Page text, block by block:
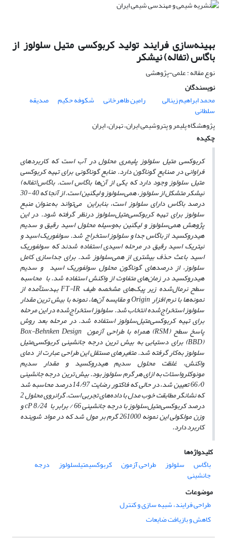
بهینه‌سازی فرایند تولید کربوکسی متیل سلولوز از
باگاس (تفاله) نیشکر
نوع مقاله : علمی-پژوهشی
نویسندگان
محمد ابراهیم زینالی
رامین طاهرخانی شکوفه حکیم صدیقه
سلطانی
پژوهشگاه پلیمر و پتروشیمی ایران، تهران، ایران
چکیده
کربوکسی متیل سلولوز پلیمری محلول در آب است که کاربردهای
فراوانی در صنایع گوناگون دارد. منابع گوناگونی برای تهیه کربوکسی
متیل سلولوز وجود دارد که یکی از آ‌ن‌ها باگاس است. باگاس(تفاله)
نیشکر متشکل از سلولوز، همی‌سلولوز و لیگنین است. از آنجا که 40 -30
درصد باگاس دارای سلولوز است، بنابراین می‌تواند به‌عنوان منبع
سلولوز برای تهیه کربوکسی‌متیل‌سلولوز درنظر گرفته شود. در این
پژوهش همی‌سلولوز و لیگنین به‌وسیله محلول اسید رقیق و سدیم
هیدروکسید از باگاس جدا و سلولوز استخراج شد. سولفوریک اسید و
نیتریک اسید رقیق در مرحله اسیدی استفاده شدند که سولفوریک
اسید باعث حذف بیش­تری از همی‌سلولوز شد. برای جداسازی کامل
سلولوز، از درصد‌های گوناگون محلول سولفوریک اسید و سدیم
هیدروکسید در زمان‌های متفاوت از واکنش استفاده شد. با محاسبه
سطح نرمال‌شده زیر پیک‌های مشخصه طیف FT-IR به­دست­آمده از
نمونه‌ها با نرم افزار Origin و مقایسه آن‌ها، نمونه با بیش ­ترین مقدار
سلولوز استخراج‌شده انتخاب شد. سلولوز استخراج‌شده در این مرحله
برای تهیه کربوکسی‌متیل‌سلولوز استفاده شد. در مرحله بعد روش
پاسخ سطح (RSM) همراه با طراحی آزمون Box-Behnken Design
(BBD) برای دستیابی به بیش ­ترین درجه جانشینی کربوکسی‌متیل
‌سلولوز به‌کار گرفته شد. متغیرهای مستقل این طراحی عبارت از دمای
واکنش، غلظت محلول سدیم هیدروکسید و مقدار سدیم
مونوکلرواستات به ازای هر گرم سلولوز بود. بیش­ ترین درجه جانشینی
66/0 تعیین شد، در حالی که فاکتور رضایت 14/97 درصد محاسبه شد
که نشانگر مطابقت خوب مدل با داده‌های تجربی است. گرانروی محلول 2
درصد کربوکسی‌متیل‌سلولوز با درجه جانشینی 66 / برابر با cP 8/24 و
وزن مولکولی این نمونه 261000 گرم بر مول شد که در مواد شوینده
کاربرد دارد.
کلیدواژه‌ها
باگاس
سلولوز طراحی آزمون کربوکسیمتیلسلولوز درجه
جانشینی
موضوعات
طراحی فرایند، شبیه سازی و کنترل
کاهش و بازیافت ضایعات